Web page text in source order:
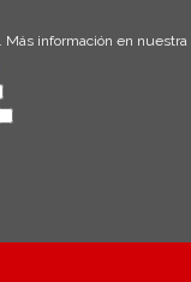
Más información en nuestra